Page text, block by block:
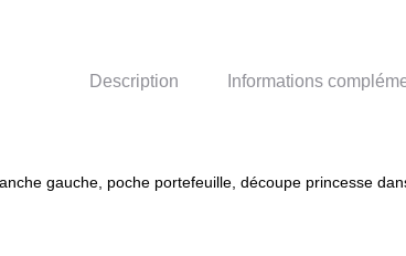
Description Informations
gauche, poche portefeuille, découpe princesse